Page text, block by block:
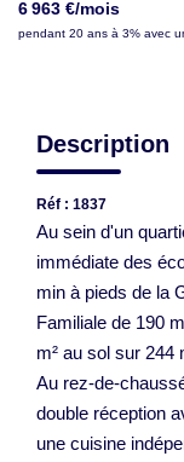
6 963 €/mois
pendant 20 ans à 3% avec
Description
Réf : 1837
Au sein d'un
immédiate des
min à pieds de la
Familiale de 190
m² au sol sur 244
Au rez-de-
double réception
une cuisine